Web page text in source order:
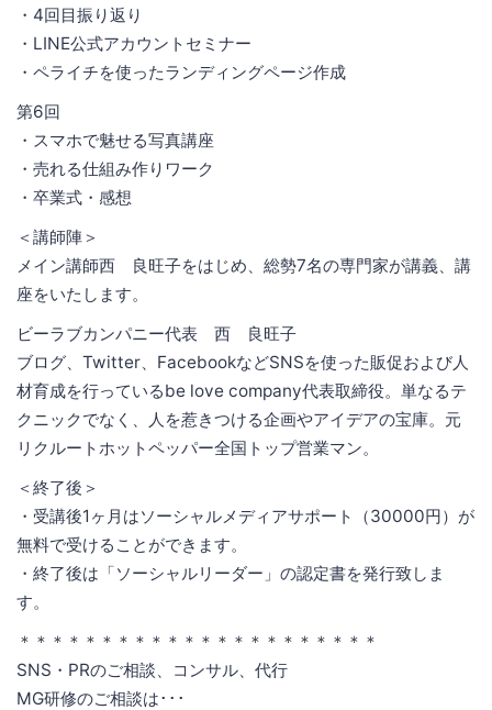
・4回目振り返り
・LINE公式アカウントセミナー
・ペライチを使ったランディングページ作成
第6回
・スマホで魅せる写真講座
・売れる仕組み作りワーク
・卒業式・感想
＜講師陣＞
メイン講師西 良旺子をはじめ、総勢7名の専門家が講義、講
座をいたします。
ビーラブカンパニー代表 西 良旺子
ブログ、Twitter、FacebookなどSNSを使った販促および人
材育成を行っているbe love company代表取締役。単なるテ
クニックでなく、人を惹きつける企画やアイデアの宝庫。元
リクルートホットペッパー全国トップ営業マン。
＜終了後＞
・受講後1ヶ月はソーシャルメディアサポート（30000円）が
無料で受けることができます。
・終了後は「ソーシャルリーダー」の認定書を発行致しま
す。
＊＊＊＊＊＊＊＊＊＊＊＊＊＊＊＊＊＊＊＊＊＊
SNS・PRのご相談、コンサル、代行
MG研修のご相談は･･･